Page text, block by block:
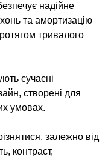
надійне
та амортизацію
тривалого
сучасні
створені для
умовах.
залежно від
контраст,